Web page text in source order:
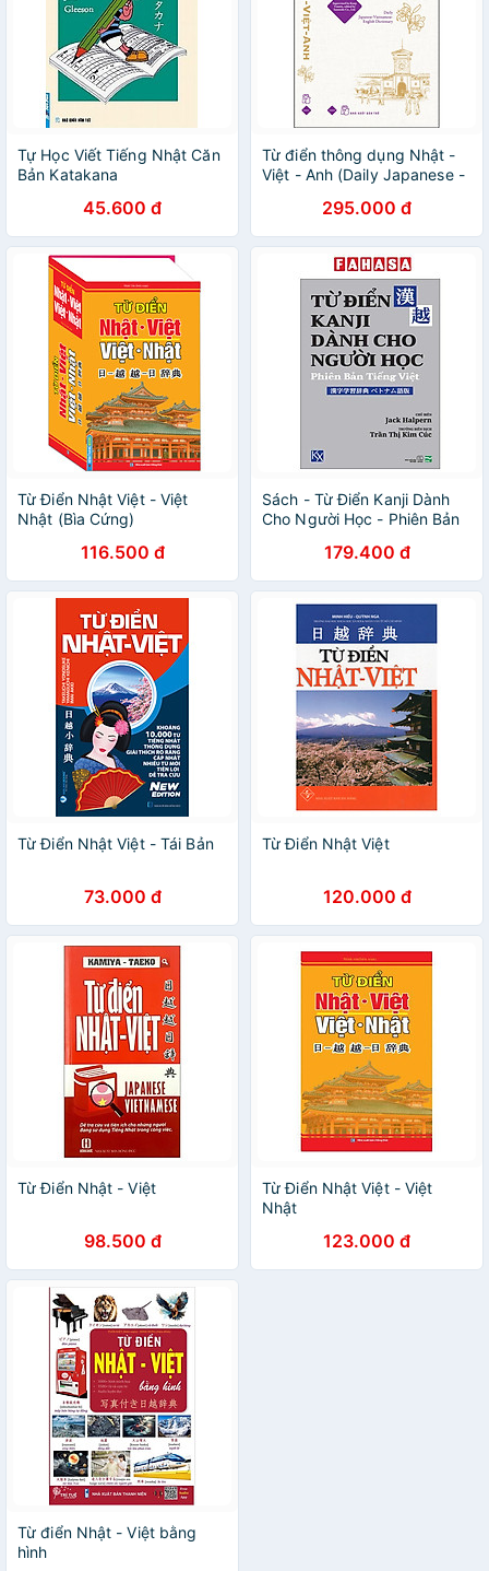
Tự Học Viết Tiếng Nhật Căn
Bản Katakana
45.600 đ
Từ điển thông dụng Nhật -
Việt - Anh (Daily Japanese -
Dictionary)295.000 đ
Từ Điển Nhật Việt - Việt
Nhật (Bìa Cứng)
116.500 đ
Sách - Từ Điển Kanji Dành
Cho Người Học - Phiên Bản
トナム語版179.400 đ
Từ Điển Nhật Việt - Tái Bản
73.000 đ
Từ Điển Nhật Việt
120.000 đ
Từ Điển Nhật - Việt
98.500 đ
Từ Điển Nhật Việt - Việt
Nhật
123.000 đ
Từ điển Nhật - Việt bằng
hình